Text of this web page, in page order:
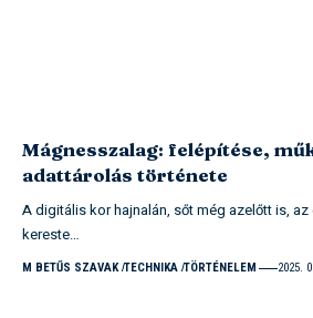
Mágnesszalag: felépítése,
adattárolás története
A digitális kor hajnalán, sőt még azelőtt is,
kereste…
M BETŰS SZAVAK TECHNIKA TÖRTÉNELEM 2025.